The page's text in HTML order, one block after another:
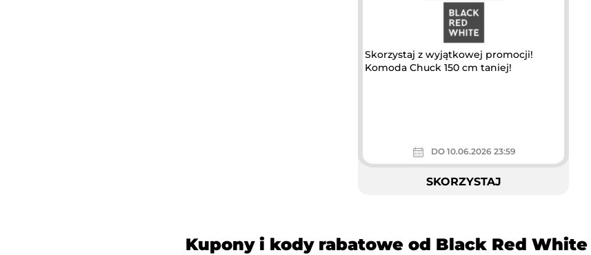
Skorzystaj z wyjątkowej promocji!
Komoda Chuck 150 cm taniej!
DO 10.06.2026 23:59
SKORZYSTAJ
Kupony i kody rabatowe od Black Red